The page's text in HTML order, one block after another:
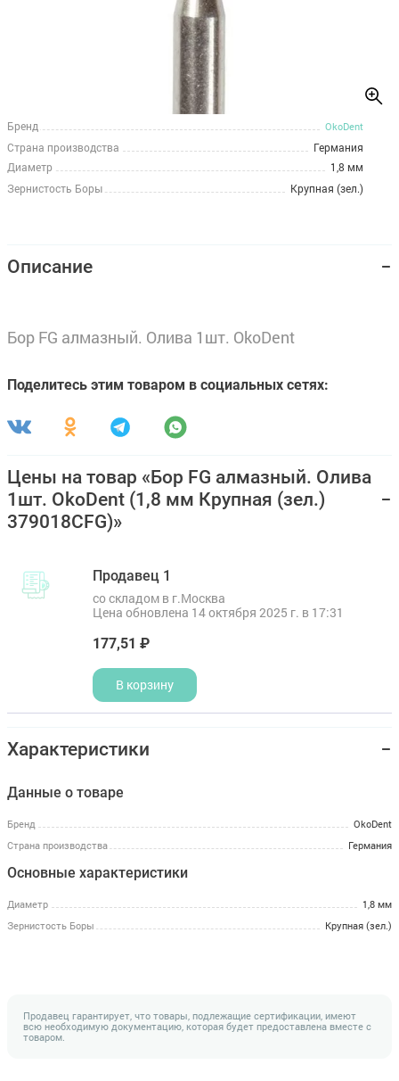
Бренд OkoDent
Страна производства
Германия
Диаметр
1,8 мм
Зернистость Боры
Крупная (зел.)
Описание
Бор FG алмазный. Олива 1шт. OkoDent
Поделитесь этим товаром в социальных сетях:
Цены на товар «Бор FG алмазный. Олива
1шт. OkoDent (1,8 мм Крупная (зел.)
379018CFG)»
Продавец 1
со складом в г.Москва
Цена обновлена 14 октября 2025 г. в 17:31
177,51 ₽
В корзину
Характеристики
Данные о товаре
Бренд
OkoDent
Страна производства
Германия
Основные характеристики
Диаметр
1,8 мм
Зернистость Боры
Крупная (зел.)
Продавец гарантирует, что товары, подлежащие сертификации, имеют
всю необходимую документацию, которая будет предоставлена вместе с
товаром.